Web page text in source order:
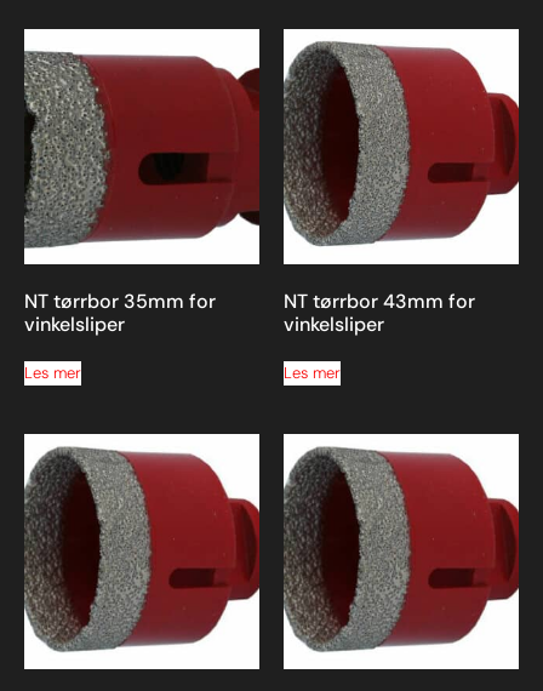
NT tørrbor 35mm for
vinkelsliper
Les mer
NT tørrbor 43mm for
vinkelsliper
Les mer